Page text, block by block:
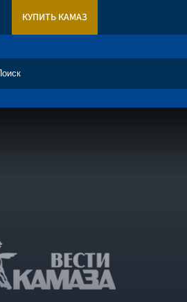
КУПИТЬ КАМАЗ